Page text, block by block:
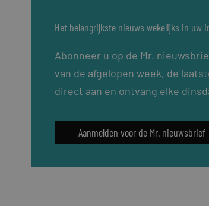
Het belangrijkste nieuws wekelijks in uw
Abonneer u op de Mr.
van de afgelopen week, de
direct aan en ontvang elke
Aanmelden voor de Mr. nieuwsbrief